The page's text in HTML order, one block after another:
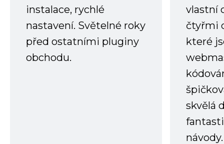
instalace, rychlé
nastavení. Světelné roky
před ostatními pluginy
obchodu.
vlastní
čtyřmi
které
skvělá